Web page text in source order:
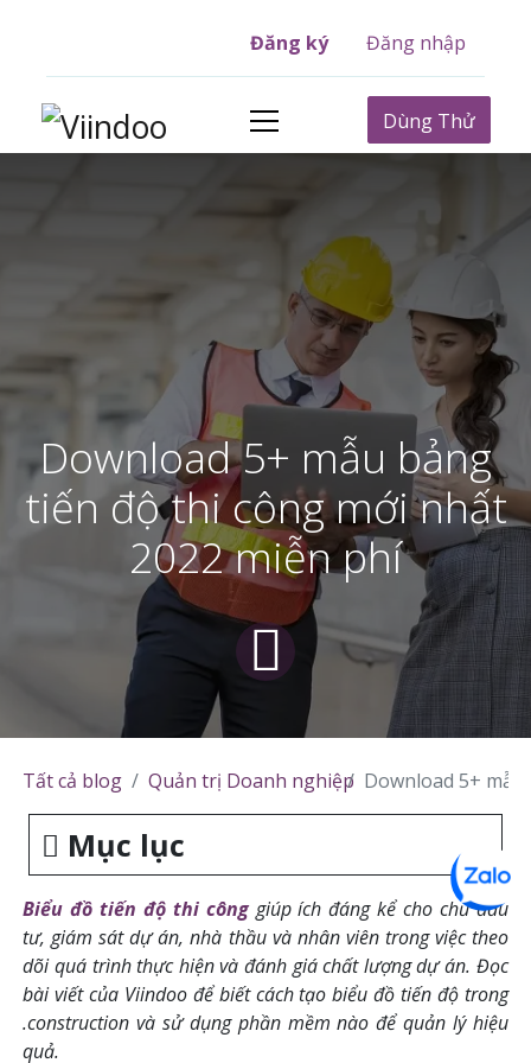
Đăng ký Đăng nhập
Dùng Thử
Download 5+ mẫu bảng
tiến độ thi công mới nhất
2022 miễn phí
Tất cả blog Quản trị Doanh nghiệp Download 5+
Mục lục
Biểu đồ tiến độ thi cônggiúp ích đáng kể cho chủ đầu
tư, giám sát dự án, nhà thầu và nhân viên trong việc theo
dõi quá trình thực hiện và đánh giá chất lượng dự án. Đọc
bài viết của Viindoo để biết cách tạo biểu đồ tiến độ trong
.construction và sử dụng phần mềm nào để quản lý hiệu
quả.